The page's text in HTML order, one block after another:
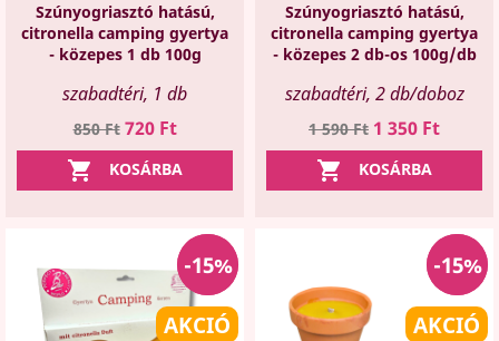
Szúnyogriasztó hatású,
citronella camping gyertya
- közepes 1 db 100g
szabadtéri, 1 db
Regular
price
850 Ft Ár
720 Ft
 KOSÁRBA
Szúnyogriasztó hatású,
citronella camping gyertya
- közepes 2 db-os 100g/db
szabadtéri, 2 db/doboz
Regular
price
1 590 Ft Ár
1 350 Ft
 KOSÁRBA
-15%
-15%
AKCIÓ
-15%
-15%
AKCIÓ